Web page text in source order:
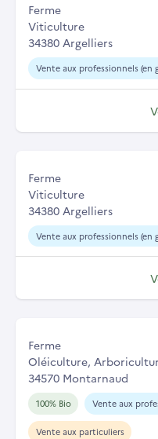
Ferme
Viticulture
34380 Argelliers
Vente aux professionnels (en
Ferme
Viticulture
34380 Argelliers
Vente aux professionnels (en
Ferme
Oléiculture,
34570 Montarnaud
100% Bio Vente aux
Vente aux particuliers